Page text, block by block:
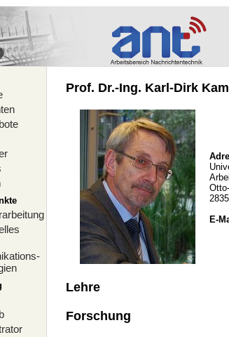
Prof. Dr.-Ing. Karl-Dirk
E-
Lehre
Forschung